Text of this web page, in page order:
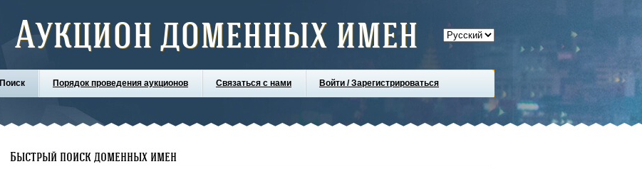
Аукцион доменных имен
Поиск Порядок проведения аукционов Связаться с нами Войти / Зарегистрироваться
Быстрый поиск доменных имен